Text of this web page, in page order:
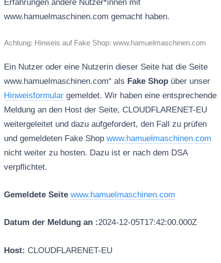
Erfahrungen andere Nutzer*innen mit
www.hamuelmaschinen.com gemacht haben.
Achtung: Hinweis auf Fake Shop: www.hamuelmaschinen.com
Ein Nutzer oder eine Nutzerin dieser Seite hat die Seite
www.hamuelmaschinen.com“ als Fake Shopüber unser
Hinweisformulargemeldet. Wir haben eine entsprechende
Meldung an den Host der Seite, CLOUDFLARENET-EU
weitergeleitet und dazu aufgefordert, den Fall zu prüfen
und gemeldeten Fake Shop www.hamuelmaschinen.com
nicht weiter zu hosten. Dazu ist er nach dem DSA
verpflichtet.
Gemeldete Seite www.hamuelmaschinen.com
Datum der Meldung an :2024-12-05T17:42:00.000Z
Host: CLOUDFLARENET-EU